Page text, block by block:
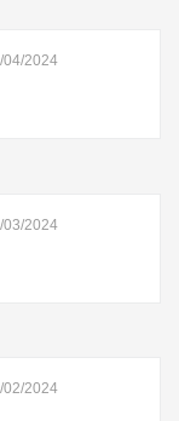
04/2024
03/2024
02/2024